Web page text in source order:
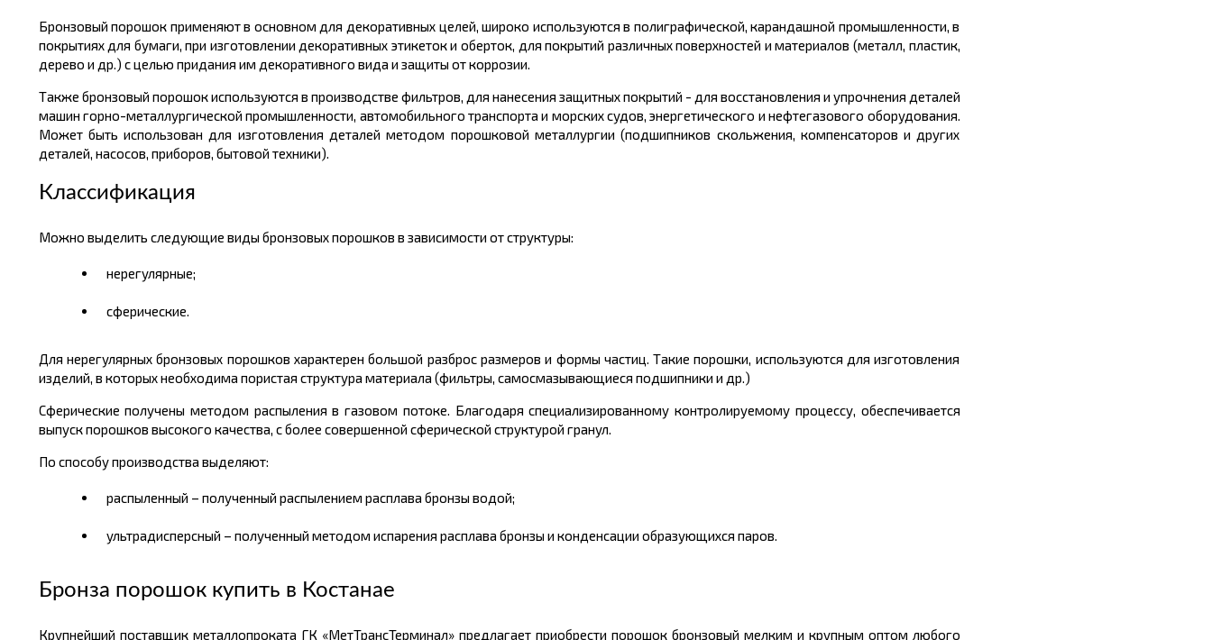
Бронзовый порошок применяют в основном для декоративных целей, широко используются в полиграфической, карандашной промышленности, в
покрытиях для бумаги, при изготовлении декоративных этикеток и оберток, для покрытий различных поверхностей и материалов (металл, пластик,
дерево и др.) с целью придания им декоративного вида и защиты от коррозии.
Также бронзовый порошок используются в производстве фильтров, для нанесения защитных покрытий - для восстановления и упрочнения деталей
машин горно-металлургической промышленности, автомобильного транспорта и морских судов, энергетического и нефтегазового оборудования.
Может быть использован для изготовления деталей методом порошковой металлургии (подшипников скольжения, компенсаторов и других
деталей, насосов, приборов, бытовой техники).
Классификация
Можно выделить следующие виды бронзовых порошков в зависимости от структуры:
нерегулярные;
сферические.
Для нерегулярных бронзовых порошков характерен большой разброс размеров и формы частиц. Такие порошки, используются для изготовления
изделий, в которых необходима пористая структура материала (фильтры, самосмазывающиеся подшипники и др.)
Сферические получены методом распыления в газовом потоке. Благодаря специализированному контролируемому процессу, обеспечивается
выпуск порошков высокого качества, с более совершенной сферической структурой гранул.
По способу производства выделяют:
распыленный – полученный распылением расплава бронзы водой;
ультрадисперсный – полученный методом испарения расплава бронзы и конденсации образующихся паров.
Бронза порошок купить в Костанае
Крупнейший поставщик металлопроката ГК «МетТрансТерминал» предлагает приобрести порошок бронзовый мелким и крупным оптом любого